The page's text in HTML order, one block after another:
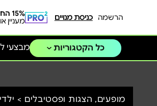
הרשמה כניסת מנויים
15% החזר כספי,
מעניין
כל הקטגוריות מבצעי
מופעים, הצגות ופסטיבלים >